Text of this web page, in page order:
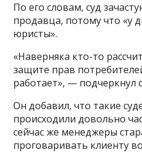
По его словам, суд
продавца, потому что «у
юристы».
«Наверняка кто-то
защите прав
работает», — подчеркнул
Он добавил, что такие
происходили довольно
сейчас же менеджеры
проговаривать клиенту